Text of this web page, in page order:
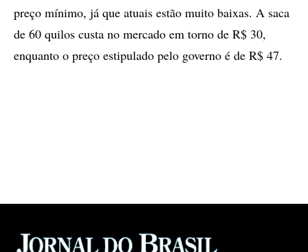
preço mínimo, já que atuais estão muito baixas. A saca
de 60 quilos custa no mercado em torno de R$ 30,
enquanto o preço estipulado pelo governo é de R$ 47.